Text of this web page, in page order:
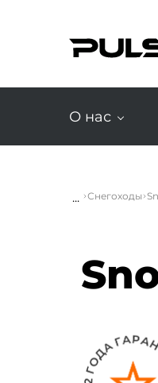
О нас
... Снегоходы